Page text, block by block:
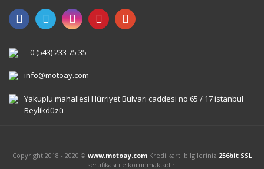
0 (543) 233 75 35
info@motoay.com
Yakuplu mahallesi Hürriyet Bulvarı caddesi no 65 / 17 istanbul
Beylikdüzü
Copyright 2018 - 2020 © www.motoay.comKredi kartı bilgileriniz 256bit SSL
sertifikası ile korunmaktadır.